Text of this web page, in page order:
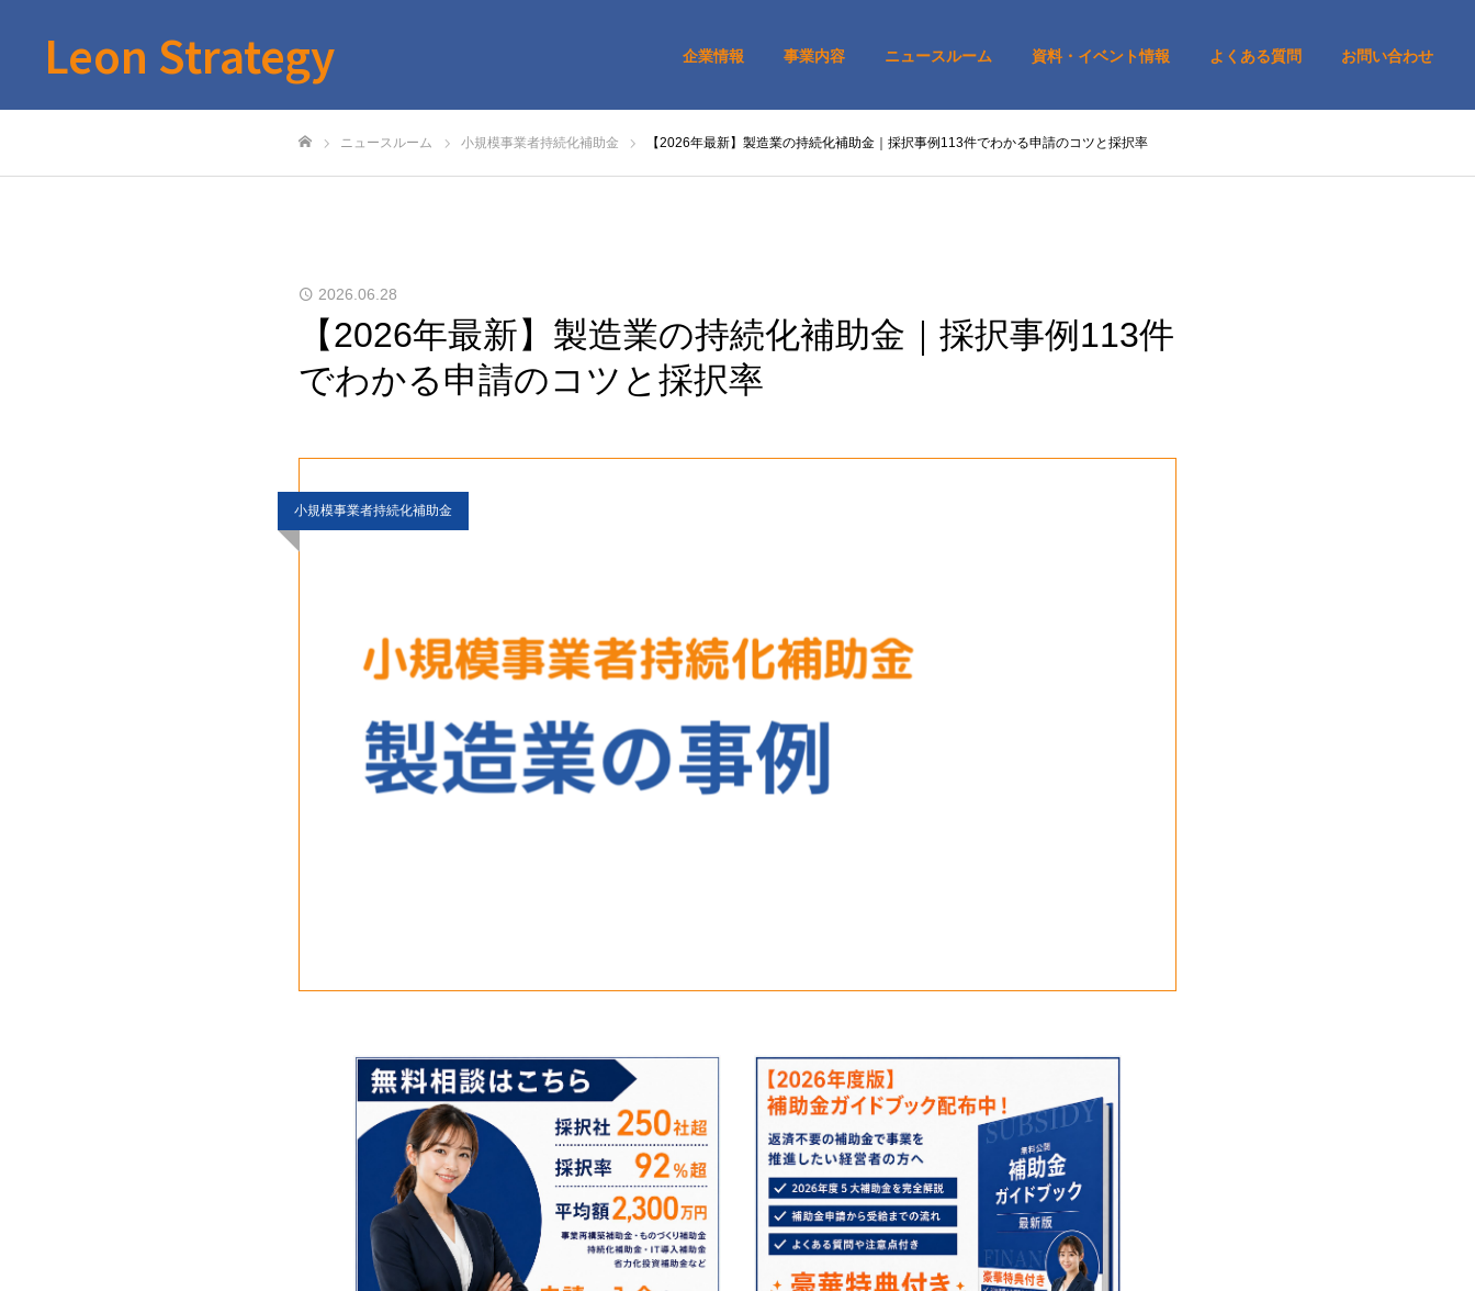
Leon Strategy 企業情報 事業内容 ニュースルーム 資料・イベント情報 よくある質問 お問い合わせ
ニュースルーム 小規模事業者持続化補助金 【2026年最新】製造業の持続化補助金｜採択事例113件でわかる申請のコツと採択率
2026.06.28
【2026年最新】製造業の持続化補助金｜採択事例113件
でわかる申請のコツと採択率
小規模事業者持続化補助金